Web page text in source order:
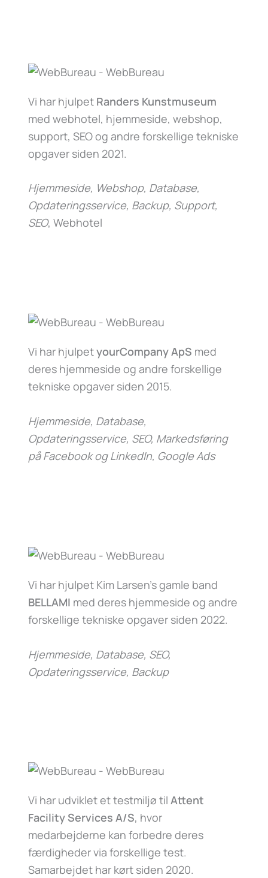
Vi har hjulpet Randers Kunstmuseum
med webhotel, hjemmeside, webshop,
support, SEO og andre forskellige tekniske
opgaver siden 2021.
Hjemmeside, Webshop, Database,
Opdateringsservice, Backup, Support,
SEO, Webhotel
Vi har hjulpetyourCompany ApS med
deres hjemmeside og andre forskellige
tekniske opgaver siden 2015.
Hjemmeside, Database,
Opdateringsservice, SEO, Markedsføring
på Facebook og LinkedIn, Google Ads
Vi har hjulpet Kim Larsen’s gamle band
BELLAMI med deres hjemmeside og andre
forskellige tekniske opgaver siden 2022.
Hjemmeside, Database, SEO,
Opdateringsservice, Backup
Vi har udviklet et testmiljø til Attent
Facility Services A/S, hvor
medarbejderne kan forbedre deres
færdigheder via forskellige test.
Samarbejdet har kørt siden 2020.